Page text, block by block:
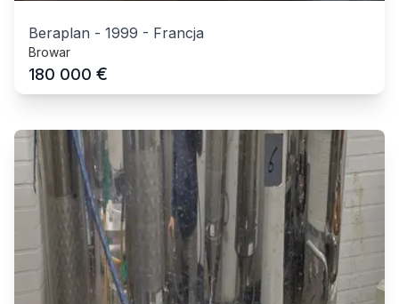
Beraplan - 1999 - Francja
Browar
180 000 €